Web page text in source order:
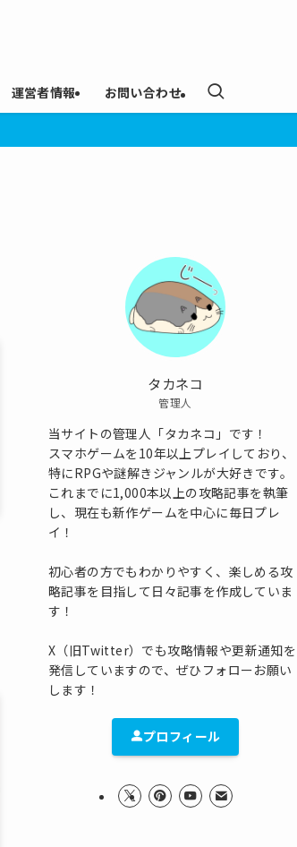
運営者情報 お問い合わせ
タカネコ
管理人
当サイトの管理人「タカネコ」です！
スマホゲームを10年以上プレイしており、
特にRPGや謎解きジャンルが大好きです。
これまでに1,000本以上の攻略記事を執筆
し、現在も新作ゲームを中心に毎日プレ
イ！
初心者の方でもわかりやすく、楽しめる攻
略記事を目指して日々記事を作成していま
す！
X（旧Twitter）でも攻略情報や更新通知を
発信していますので、ぜひフォローお願い
します！
プロフィール